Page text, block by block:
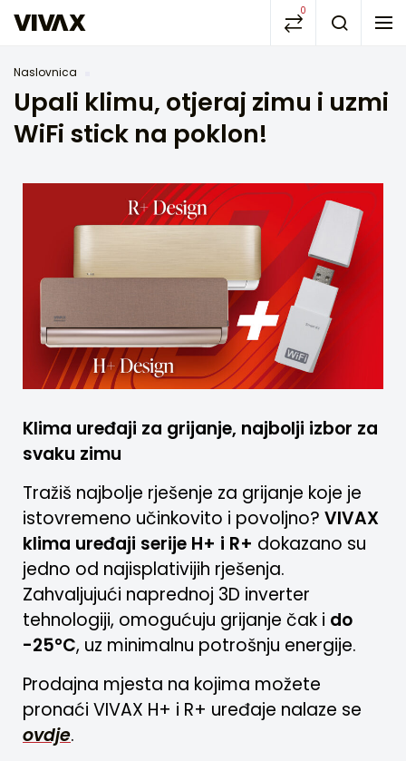
0
Naslovnica
Upali klimu, otjeraj zimu i uzmi
WiFi stick na poklon!
Klima uređaji za grijanje, najbolji izbor za
svaku zimu
Tražiš najbolje rješenje za grijanje koje je
istovremeno učinkovito i povoljno? VIVAX
klima uređaji serije H+ i R+ dokazano su
jedno od najisplativijih rješenja.
Zahvaljujući naprednoj 3D inverter
tehnologiji, omogućuju grijanje čak i do
-25°C, uz minimalnu potrošnju energije.
Prodajna mjesta na kojima možete
pronaći VIVAX H+ i R+ uređaje nalaze se
ovdje.